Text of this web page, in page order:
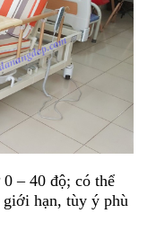
– 40 độ; có thể
giới hạn, tùy ý phù